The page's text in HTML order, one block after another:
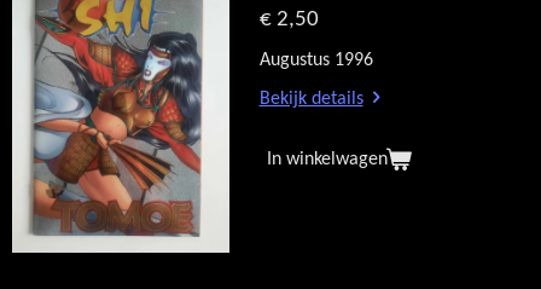
€ 2,50
Augustus 1996
Bekijk details
In winkelwagen